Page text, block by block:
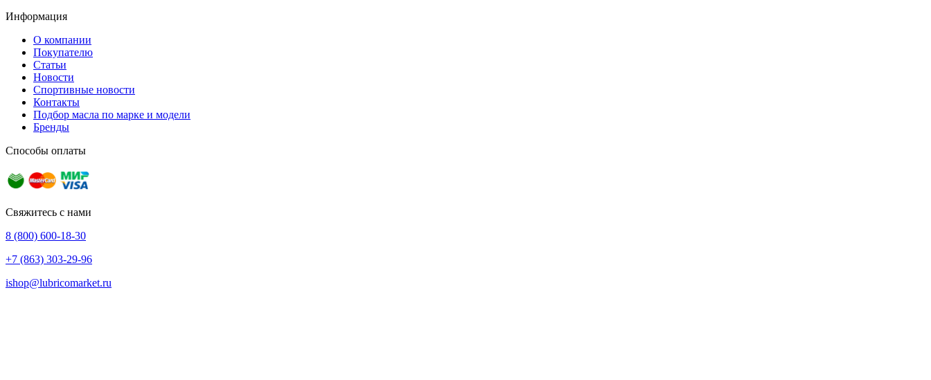
Информация
О компании
Покупателю
Статьи
Новости
Спортивные новости
Контакты
Подбор масла по марке и модели
Бренды
Способы оплаты
Свяжитесь с нами
8 (800) 600-18-30
+7 (863) 303-29-96
ishop@lubricomarket.ru